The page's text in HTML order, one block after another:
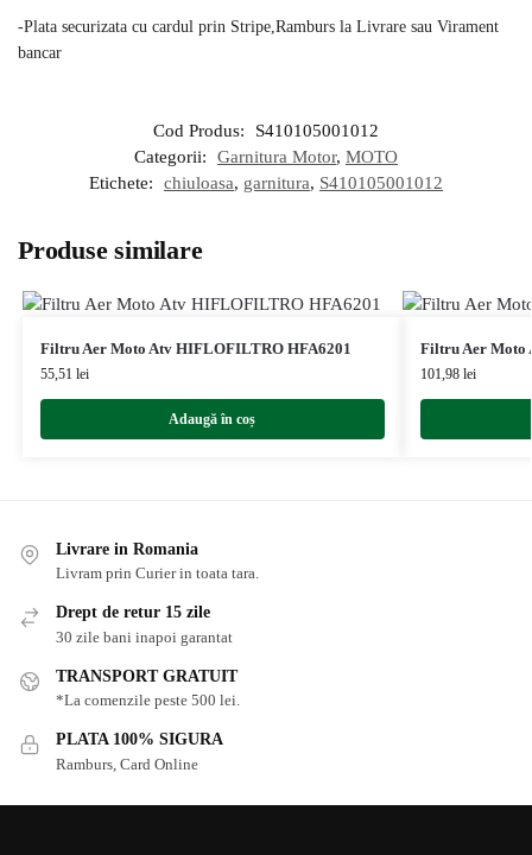
-Plata securizata cu cardul prin Stripe,Ramburs la Livrare sau Virament
bancar
Cod Produs:
S410105001012
Categorii:
Garnitura Motor, MOTO
Etichete:
chiuloasa, garnitura, S410105001012
Produse similare
Filtru Aer Moto Atv HIFLOFILTRO HFA6201
55,51 lei
Adaugă în coș
Filtru Aer Moto
101,98 lei
Livrare in Romania
Livram prin Curier in toata tara.
Drept de retur 15 zile
30 zile bani inapoi garantat
TRANSPORT GRATUIT
*La comenzile peste 500 lei.
PLATA 100% SIGURA
Ramburs, Card Online